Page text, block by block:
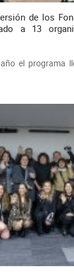
de los
a 13
el programa